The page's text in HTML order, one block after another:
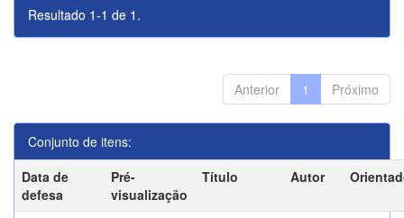
Resultado 1-1 de 1.
Anterior 1 Próximo
Conjunto de itens:
Data de
defesa
Pré-
visualização
Título Autor